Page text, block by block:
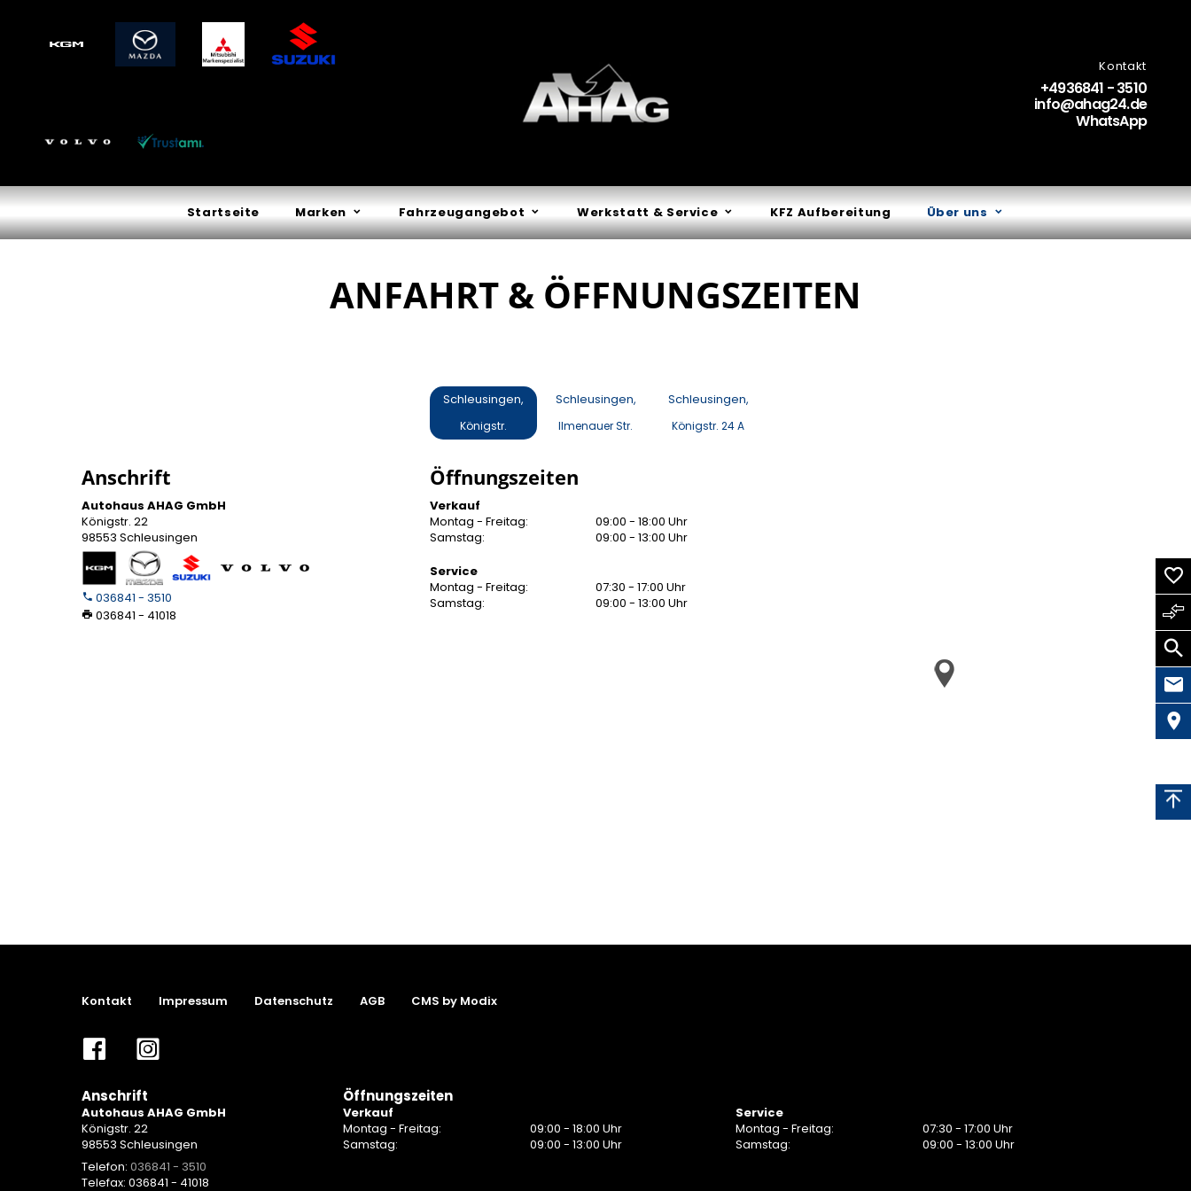
Kontakt
+4936841 - 3510
info@ahag24.de
WhatsApp
Startseite Marken Fahrzeugangebot Werkstatt & Service KFZ Aufbereitung Über uns
ANFAHRT & ÖFFNUNGSZEITEN
Schleusingen,
Königstr.
Schleusingen,
Ilmenauer Str.
Schleusingen,
Königstr. 24 A
Anschrift
Autohaus AHAG GmbH
Königstr. 22
98553 Schleusingen
036841 - 3510
036841 - 41018
Öffnungszeiten
Verkauf
Montag - Freitag:
09:00 - 18:00 Uhr
Samstag:
09:00 - 13:00 Uhr
Service
Montag - Freitag:
07:30 - 17:00 Uhr
Samstag:
09:00 - 13:00 Uhr
Kontakt Impressum Datenschutz AGB CMS by Modix
Anschrift
Autohaus AHAG GmbH
Königstr. 22
98553 Schleusingen
Telefon: 036841 - 3510
Telefax: 036841 - 41018
Öffnungszeiten
Verkauf
Montag - Freitag:
09:00 - 18:00 Uhr
Samstag:
09:00 - 13:00 Uhr
Service
Montag - Freitag:
07:30 - 17:00 Uhr
Samstag:
09:00 - 13:00 Uhr